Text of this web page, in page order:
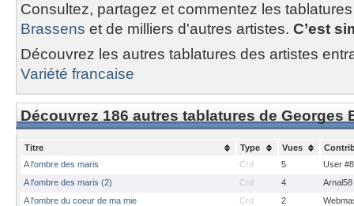
Consultez, partagez et commentez les
Brassens et de milliers d'autres artistes. C’est
Découvrez les autres tablatures des artistes
Variété francaise
Découvrez 186 autres tablatures de Georges
Titre Type Vues
A l'ombre des maris
Crd 5
User
A l'ombre des maris (2)
Crd 4
Arnal58
A l'ombre du coeur de ma mie
Crd 2